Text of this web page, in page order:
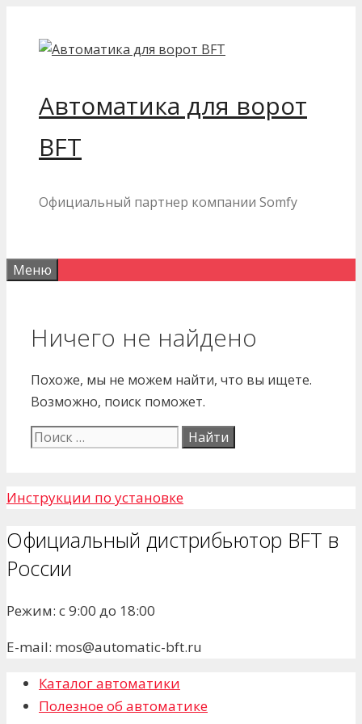
содержимому
Автоматика для ворот
BFT
Официальный партнер компании Somfy
Меню
Ничего не найдено
Похоже, мы не можем найти, что вы ищете.
Возможно, поиск поможет.
Поиск:
Инструкции по установке
Официальный дистрибьютор BFT в
России
Режим: с 9:00 до 18:00
E-mail: mos@automatic-bft.ru
Каталог автоматики
Полезное об автоматике